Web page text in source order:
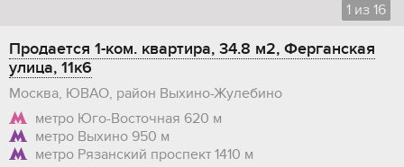
1 из 16
Продается 1-ком. квартира, 34.8 м2, Ферганская
улица, 11к6
Москва, ЮВАО, район Выхино-Жулебино
метро Юго-Восточная 620 м
метро Выхино 950 м
метро Рязанский проспект 1410 м